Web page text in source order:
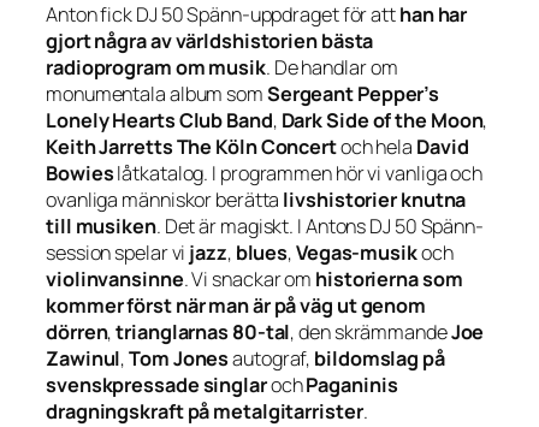
Anton fick DJ 50 Spänn-uppdraget för atthan har
gjort några av världshistorien bästa
radioprogram om musik. De handlar om
monumentala album somSergeant Pepper’s
Lonely Hearts Club Band, Dark Side of the Moon,
Keith JarrettsThe Köln Concertoch hela David
Bowieslåtkatalog. I programmen hör vi vanliga och
ovanliga människor berätta livshistorier knutna
till musiken. Det är magiskt. I Antons DJ 50 Spänn-
session spelar vi jazz, blues,Vegas-musikoch
violinvansinne. Vi snackar om historierna som
kommer först när man är på väg ut genom
dörren,trianglarnas 80-tal, den skrämmandeJoe
Zawinul,Tom Jonesautograf, bildomslag på
svenskpressade singlarochPaganinis
dragningskraft på metalgitarrister.